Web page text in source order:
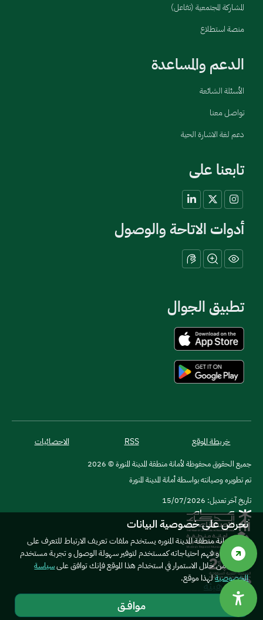
المشاركة المجتمعية (تفاعل)
منصة استطلاع
الدعم والمساعدة
الأسئلة الشائعة
تواصل معنا
دعم لغة الاشارة الحية
تابعنا على
أدوات الاتاحة والوصول
تطبيق الجوال
خريطة الموقع RSS الاحصائيات
جميع الحقوق محفوظة لأمانة منطقة المدينة المنورة © 2026
تم تطويره وصيانته بواسطة أمانة المدينة المنورة
تاريخ آخر تعديل: 15/07/2026
نحرص على خصوصية البيانات
موقع امانة منطقة المدينة المنوره يستخدم ملفات تعريف الارتباط للتعرف على
المستخدم و فهم احتياجاته كمستخدم لتوفير سهولة الوصول و تجربة مستخدم
أفضل. من خلال الاستمرار في استخدام هذا الموقع فإنك توافق علىسياسة
الخصوصيةلهذا موقع.
موافــق